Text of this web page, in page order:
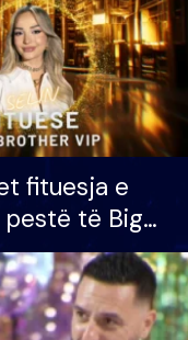
fituesja e
të Big
rrëmben
prej 100